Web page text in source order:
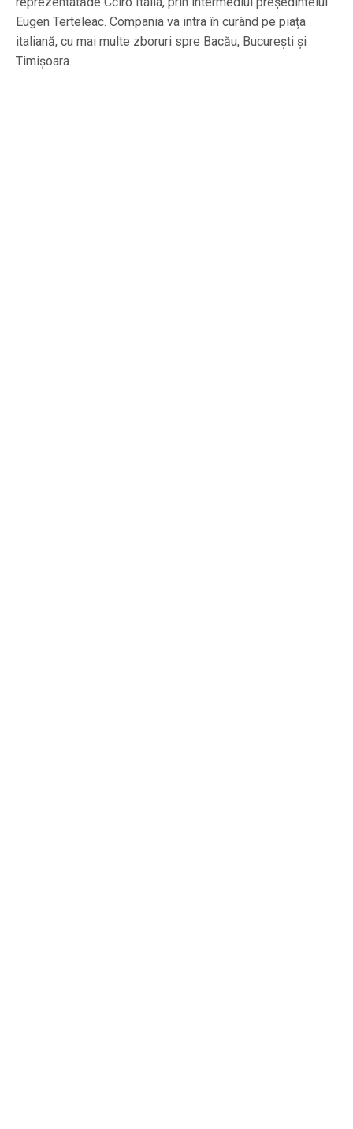
Eugen Terteleac. Compania va intra în curând pe piața
italiană, cu mai multe zboruri spre Bacău, București și
Timișoara.